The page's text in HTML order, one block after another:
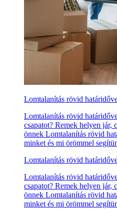
Lomtalanítás rövid
Lomtalanítás rövid
csapatot? Remek helyen jár,
önnek Lomtalanítás rövid
minket és mi örömmel
Lomtalanítás rövid
Lomtalanítás rövid
csapatot? Remek helyen jár,
önnek Lomtalanítás rövid
minket és mi örömmel